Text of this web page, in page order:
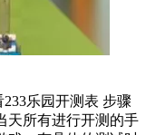
天所有进行开测的手